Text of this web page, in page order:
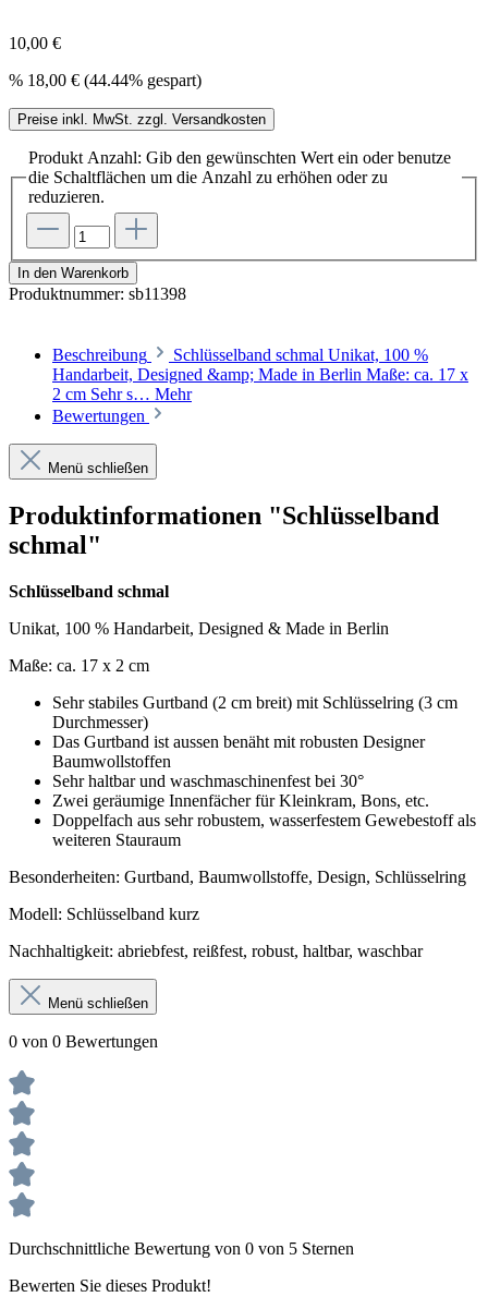
10,00 €
% 18,00 € (44.44% gespart)
Preise inkl. MwSt. zzgl. Versandkosten
Produkt Anzahl: Gib den gewünschten Wert ein oder benutze
die Schaltflächen um die Anzahl zu erhöhen oder zu
reduzieren.
In den Warenkorb
Produktnummer: sb11398
Beschreibung
Schlüsselband schmal Unikat, 100 %
Handarbeit, Designed &amp; Made in Berlin Maße: ca. 17 x
2 cm Sehr s… Mehr
Bewertungen
Menü schließen
Produktinformationen "Schlüsselband
schmal"
Schlüsselband schmal
Unikat, 100 % Handarbeit, Designed & Made in Berlin
Maße: ca. 17 x 2 cm
Sehr stabiles Gurtband (2 cm breit) mit Schlüsselring (3 cm
Durchmesser)
Das Gurtband ist aussen benäht mit robusten Designer
Baumwollstoffen
Sehr haltbar und waschmaschinenfest bei 30°
Zwei geräumige Innenfächer für Kleinkram, Bons, etc.
Doppelfach aus sehr robustem, wasserfestem Gewebestoff als
weiteren Stauraum
Besonderheiten: Gurtband, Baumwollstoffe, Design, Schlüsselring
Modell: Schlüsselband kurz
Nachhaltigkeit: abriebfest, reißfest, robust, haltbar, waschbar
Menü schließen
0 von 0 Bewertungen
Durchschnittliche Bewertung von 0 von 5 Sternen
Bewerten Sie dieses Produkt!